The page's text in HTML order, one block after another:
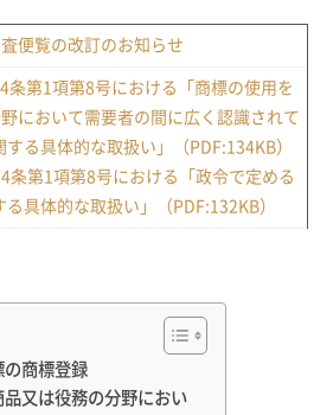
便覧の改訂のお知らせ
条第1項第8号における「商標の使用を
において需要者の間に広く認識されて
る具体的な取扱い」（PDF:134KB）
条第1項第8号における「政令で定める
具体的な取扱い」（PDF:132KB）
の商標登録
品又は役務の分野におい